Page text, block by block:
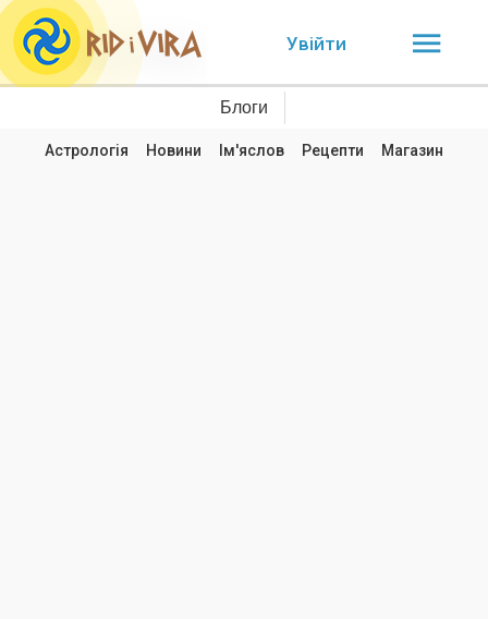
Увійти
Блоги
Астрологія Новини Ім'яслов Рецепти Магазин